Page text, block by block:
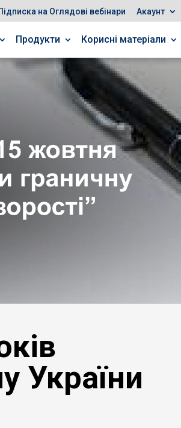
на Оглядові вебінари Акаунт
Продукти Корисні матеріали
України